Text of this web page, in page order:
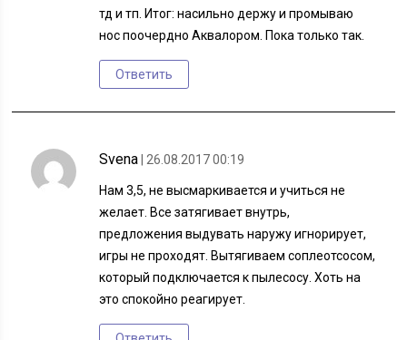
тд и тп. Итог: насильно держу и промываю
нос поочердно Аквалором. Пока только так.
Ответить
Svena | 26.08.2017 00:19
Нам 3,5, не высмаркивается и учиться не
желает. Все затягивает внутрь,
предложения выдувать наружу игнорирует,
игры не проходят. Вытягиваем соплеотсосом,
который подключается к пылесосу. Хоть на
это спокойно реагирует.